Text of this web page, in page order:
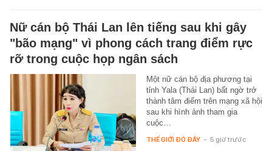
Nữ cán bộ Thái Lan lên tiếng sau khi gây
"bão mạng" vì phong cách trang điểm rực
rỡ trong cuộc họp ngân sách
Một nữ cán bộ địa phương tại
tỉnh Yala (Thái Lan) bất ngờ trở
thành tâm điểm trên mạng xã hội
sau khi hình ảnh tham gia
cuộc…
THẾ GIỚI ĐÓ ĐÂY - 5 giờ trước